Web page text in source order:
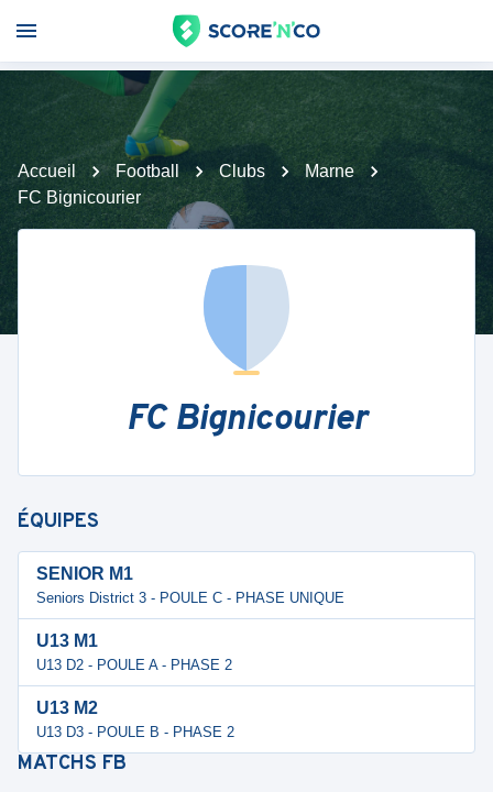
Accueil Football Clubs
Marne
FC Bignicourier
FC Bignicourier
ÉQUIPES
SENIOR M1
Seniors District 3 - POULE C - PHASE UNIQUE
U13 M1
U13 D2 - POULE A - PHASE 2
U13 M2
U13 D3 - POULE B - PHASE 2
MATCHS FB